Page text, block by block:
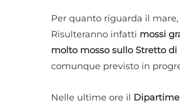
Per quanto riguarda il
Risulteranno infatti mossi
molto mosso sullo Stretto
comunque previsto in
Nelle ultime ore il